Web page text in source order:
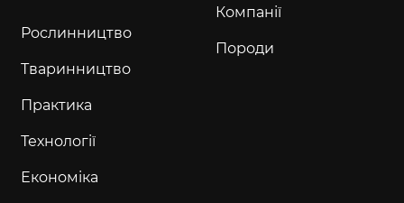
Рослинництво
Тваринництво
Практика
Технології
Економіка
Компанії
Породи